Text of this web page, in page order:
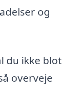
og
du ikke blot
overveje